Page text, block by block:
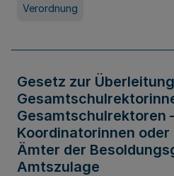
Verordnung
Gesetz zur
Gesamtschulrektoren
Koordinatorinnen
Ämter der
Amtszulage